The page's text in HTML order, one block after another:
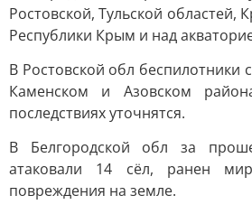
Ростовской, Тульской областей,
Республики Крым и над
В Ростовской обл беспилотники
Каменском и Азовском
последствиях уточнятся.
В Белгородской обл за
атаковали 14 сёл, ранен
повреждения на земле.